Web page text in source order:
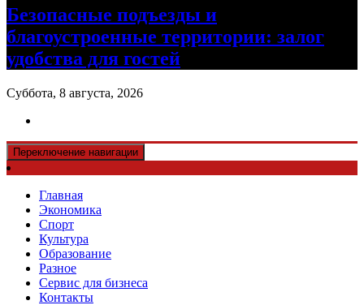
Безопасные подъезды и
благоустроенные территории: залог
удобства для гостей
Суббота, 8 августа, 2026
Переключение навигации
Главная
Экономика
Спорт
Культура
Образование
Разное
Сервис для бизнеса
Контакты